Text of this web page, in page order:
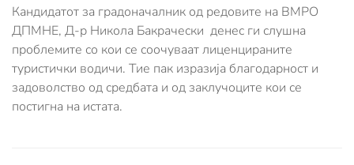
Кандидатот за градоначалник од редовите на ВМРО
ДПМНЕ, Д-р Никола Бакрачески денес ги слушна
проблемите со кои се соочуваат лиценцираните
туристички водичи. Тие пак изразија благодарност и
задоволство од средбата и од заклучоците кои се
постигна на истата.